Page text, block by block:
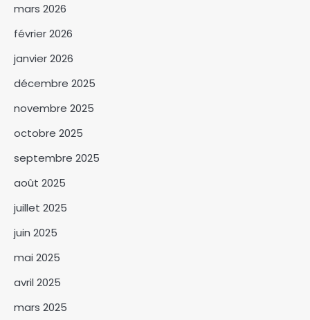
mars 2026
février 2026
janvier 2026
décembre 2025
novembre 2025
octobre 2025
septembre 2025
août 2025
juillet 2025
juin 2025
mai 2025
avril 2025
mars 2025
3
4